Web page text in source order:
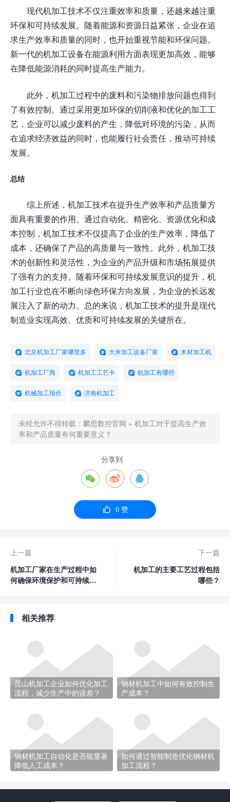
现代机加工技术不仅注重效率和质量，还越来越注重
环保和可持续发展。随着能源和资源日益紧张，企业在追
求生产效率和质量的同时，也开始重视节能和环保问题。
新一代的机加工设备在能源利用方面表现更加高效，能够
在降低能源消耗的同时提高生产能力。
此外，机加工过程中的废料和污染物排放问题也得到
了有效控制。通过采用更加环保的切削液和优化的加工工
艺，企业可以减少废料的产生，降低对环境的污染，从而
在追求经济效益的同时，也能履行社会责任，推动可持续
发展。
总结
综上所述，机加工技术在提升生产效率和产品质量方
面具有重要的作用。通过自动化、精密化、资源优化和成
本控制，机加工技术不仅提高了企业的生产效率，降低了
成本，还确保了产品的高质量与一致性。此外，机加工技
术的创新性和灵活性，为企业的产品升级和市场拓展提供
了强有力的支持。随着环保和可持续发展意识的提升，机
加工行业也在不断向绿色环保方向发展，为企业的长远发
展注入了新的动力。总的来说，机加工技术的提升是现代
制造业实现高效、优质和可持续发展的关键所在。
北京机加工厂家哪里多 大米加工设备厂家 木材加工机
机加工厂商 机加工工艺卡 机加工有哪些
机械加工报价 济南机加工
未经允许不得转载： 麟思数控官网 » 机加工对于提高生产效
率和产品质量有何重要意义？
分享到
  
 0赞
上一篇
机加工厂家在生产过程中如
何确保环境保护和可持续发
下一篇
机加工的主要工艺过程包括
哪些？
相关推荐
昆山机加工企业如何优化加工
流程，减少生产中的误差？
钢材机加工中如何有效控制生
产成本？
钢材机加工自动化是否能显著
降低人工成本？
如何通过智能制造优化钢材机
加工流程？